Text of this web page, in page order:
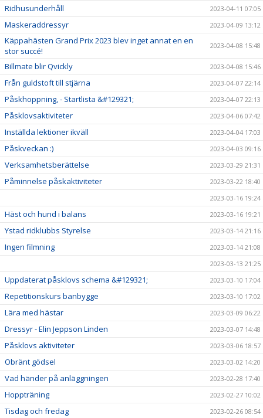
Ridhusunderhåll 2023-04-11 07:05
Maskeraddressyr 2023-04-09 13:12
Käppahästen Grand Prix 2023 blev inget annat en en
stor succé!
2023-04-08 15:48
Billmate blir Qvickly 2023-04-08 15:46
Från guldstoft till stjärna 2023-04-07 22:14
Påskhoppning, - Startlista &#129321; 2023-04-07 22:13
Påsklovsaktiviteter 2023-04-06 07:42
Inställda lektioner ikväll 2023-04-04 17:03
Påskveckan :) 2023-04-03 09:16
Verksamhetsberättelse 2023-03-29 21:31
Påminnelse påskaktiviteter
2023-03-22 18:40
2023-03-16 19:24
Häst och hund i balans 2023-03-16 19:21
Ystad ridklubbs Styrelse 2023-03-14 21:16
Ingen filmning
2023-03-14 21:08
2023-03-13 21:25
Uppdaterat påsklovs schema &#129321; 2023-03-10 17:04
Repetitionskurs banbygge 2023-03-10 17:02
Lära med hästar 2023-03-09 06:22
Dressyr - Elin Jeppson Linden 2023-03-07 14:48
Påsklovs aktiviteter 2023-03-06 18:57
Obränt gödsel 2023-03-02 14:20
Vad händer på anläggningen 2023-02-28 17:40
Hoppträning 2023-02-27 10:02
Tisdag och fredag 2023-02-26 08:54